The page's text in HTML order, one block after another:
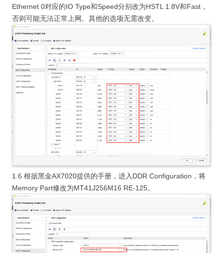
Ethernet 0对应的IO Type和Speed分别改为HSTL 1.8V和Fast，
否则可能无法正常上网。其他的选项无需改变。
1.6 根据黑金AX7020提供的手册，进入DDR Configuration，将
Memory Part修改为MT41J256M16 RE-125。